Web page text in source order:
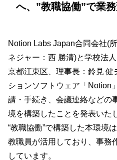
へ、”教職協働”で業
Notion Labs Japan合同会社(
ネジャー：西 勝清)と学校法
京都江東区、理事長：鈴見
ションソフトウェア「Notion
請・手続き、会議連絡などの
境を構築したことを発表いた
“教職協働”で構築した本環境
教職員が活用しており、事務
しています。